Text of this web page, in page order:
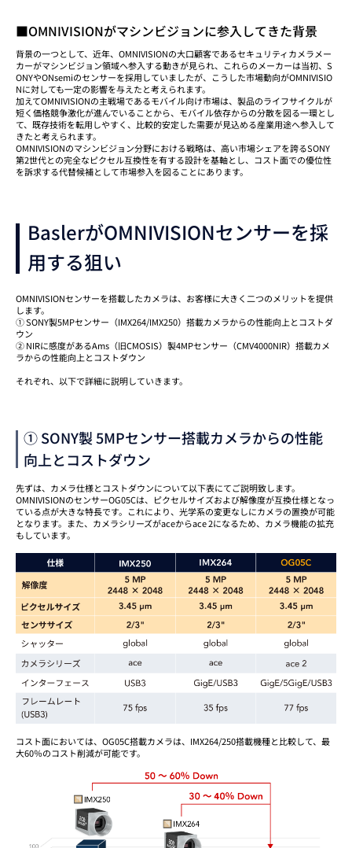
■OMNIVISIONがマシンビジョンに参入してきた背景
背景の一つとして、近年、OMNIVISIONの大口顧客であるセキュリティカメラメー
カーがマシンビジョン領域へ参入する動きが見られ、これらのメーカーは当初、S
ONYやONsemiのセンサーを採用していましたが、こうした市場動向がOMNIVISIO
Nに対しても一定の影響を与えたと考えられます。
加えてOMNIVISIONの主戦場であるモバイル向け市場は、製品のライフサイクルが
短く価格競争激化が進んでいることから、モバイル依存からの分散を図る一環とし
て、既存技術を転用しやすく、比較的安定した需要が見込める産業用途へ参入して
きたと考えられます。
OMNIVISIONのマシンビジョン分野における戦略は、高い市場シェアを誇るSONY
第2世代との完全なピクセル互換性を有する設計を基軸とし、コスト面での優位性
を訴求する代替候補として市場参入を図ることにあります。
BaslerがOMNIVISIONセンサーを採
用する狙い
OMNIVISIONセンサーを搭載したカメラは、お客様に大きく二つのメリットを提供
します。
① SONY製5MPセンサー（IMX264/IMX250）搭載カメラからの性能向上とコストダ
ウン
② NIRに感度があるAms（旧CMOSIS）製4MPセンサー（CMV4000NIR）搭載カメ
ラからの性能向上とコストダウン
それぞれ、以下で詳細に説明していきます。
① SONY製 5MPセンサー搭載カメラからの性能
向上とコストダウン
先ずは、カメラ仕様とコストダウンについて以下表にてご説明致します。
OMNIVISIONのセンサーOG05Cは、ピクセルサイズおよび解像度が互換仕様となっ
ている点が大きな特長です。これにより、光学系の変更なしにカメラの置換が可能
となります。また、カメラシリーズがaceからace 2になるため、カメラ機能の拡充
もしています。
コスト面においては、OG05C搭載カメラは、IMX264/250搭載機種と比較して、最
大60％のコスト削減が可能です。